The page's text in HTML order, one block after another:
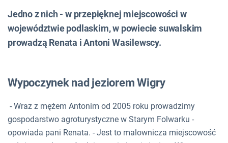
Jedno z nich - w przepięknej miejscowości w
województwie podlaskim, w powiecie suwalskim
prowadzą Renata i Antoni Wasilewscy.
Wypoczynek nad jeziorem Wigry
- Wraz z mężem Antonim od 2005 roku prowadzimy
gospodarstwo agroturystyczne w Starym Folwarku -
opowiada pani Renata. - Jest to malownicza miejscowość